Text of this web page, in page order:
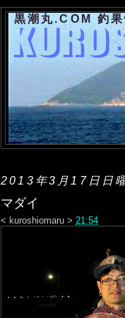
黒潮丸.COM 釣
2013年3月17日日
マダイ
< kuroshiomaru > 21:54